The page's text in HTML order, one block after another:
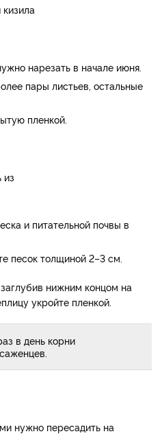
нарезать в начале июня.
пары листьев, остальные
пленкой.
из
и питательной почвы в
песок толщиной 2–3 см.
нижним концом на
укройте пленкой.
в день корни
нужно пересадить на